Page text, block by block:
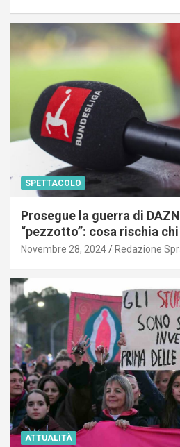
SPETTACOLO
Prosegue la guerra di
“pezzotto”: cosa rischia
Novembre 28, 2024 Redazione
ATTUALITÀ